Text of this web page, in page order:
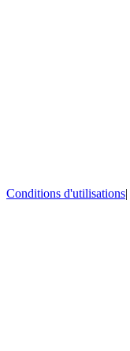
Conditions d'utilisations|